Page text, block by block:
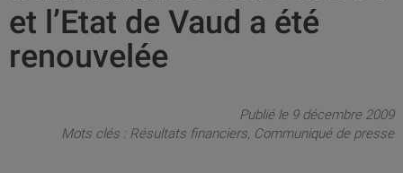
et l’Etat de Vaud a été
renouvelée
Publié le 9 décembre 2009
Mots clés : Résultats financiers Communiqué de presse